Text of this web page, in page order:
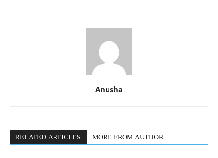
Anusha
RELATED ARTICLES MORE FROM AUTHOR